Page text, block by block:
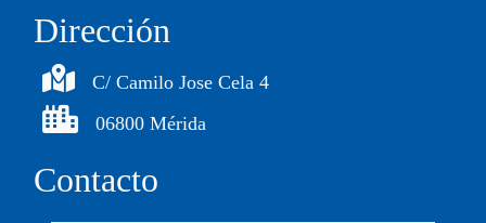
Dirección
C/ Camilo Jose Cela 4
06800 Mérida
Contacto